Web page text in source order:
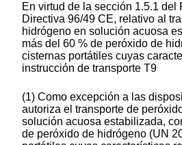
En virtud de la sección 1.5.1 del
Directiva 96/49 CE, relativo al
hidrógeno en solución acuosa
más del 60 % de peróxido de
cisternas portátiles cuyas
instrucción de transporte T9
(1) Como excepción a las
autoriza el transporte de
solución acuosa estabilizada,
de peróxido de hidrógeno (UN